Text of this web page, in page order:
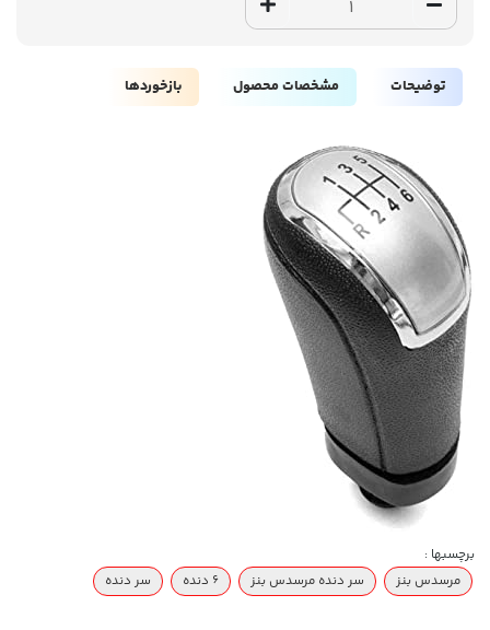
توضیحات مشخصات محصول بازخوردها
برچسبها :
مرسدس بنز
سر دنده مرسدس بنز ۶ دنده سر دنده